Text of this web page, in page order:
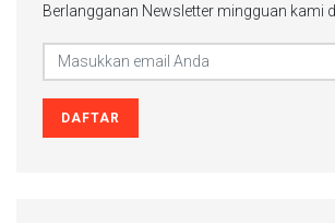
Berlangganan Newsletter mingguan kami
DAFTAR